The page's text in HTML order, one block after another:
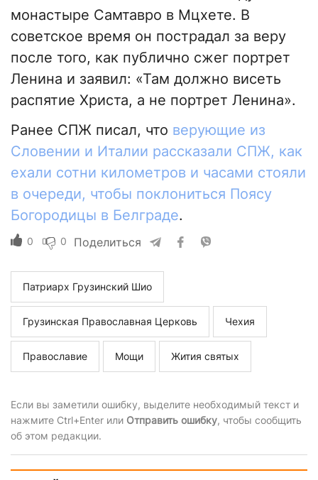
монастыре Самтавро в Мцхете. В
советское время он пострадал за веру
после того, как публично сжег портрет
Ленина и заявил: «Там должно висеть
распятие Христа, а не портрет Ленина».
Ранее СПЖ писал, что верующие из
Словении и Италии рассказали СПЖ, как
ехали сотни километров и часами стояли
в очереди, чтобы поклониться Поясу
Богородицы в Белграде.
0 0 Поделиться
Патриарх Грузинский Шио
Грузинская Православная Церковь Чехия
Православие Мощи Жития святых
Если вы заметили ошибку, выделите необходимый текст и
нажмите Ctrl+Enter или Отправить ошибку, чтобы сообщить
об этом редакции.